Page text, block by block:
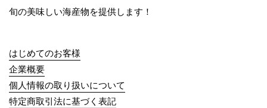
旬の美味しい海産物を提供します！
はじめてのお客様
企業概要
個人情報の取り扱いについて
特定商取引法に基づく表記